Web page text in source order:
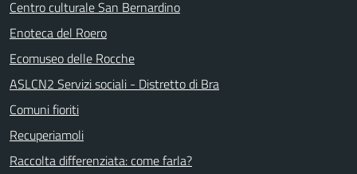
Centro culturale San Bernardino
Enoteca del Roero
Ecomuseo delle Rocche
ASLCN2 Servizi sociali - Distretto di Bra
Comuni fioriti
Recuperiamoli
Raccolta differenziata: come farla?